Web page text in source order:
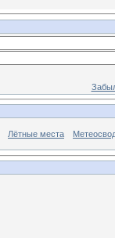
Лётные места